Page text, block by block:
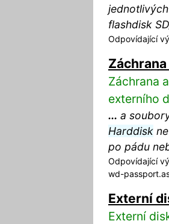
flashdisk
Odpovídající
Záchrana
externího
... a
Harddisk
po pádu
Odpovídající
wd-
Externí
Externí